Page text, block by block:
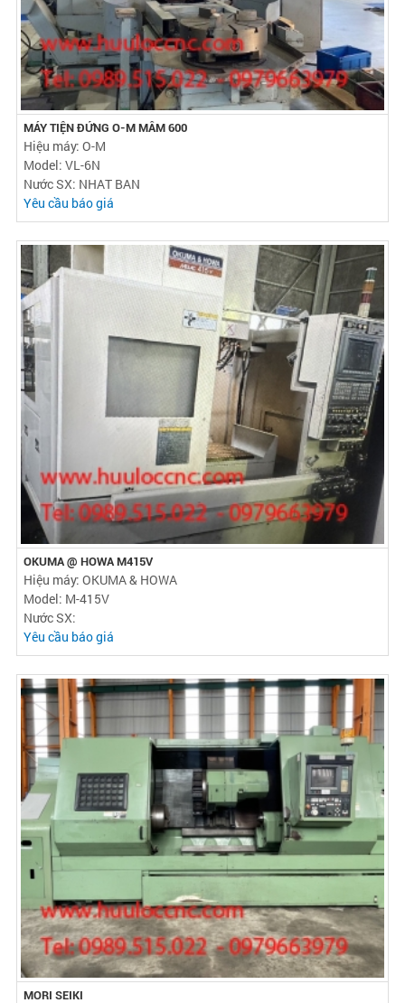
MÁY TIỆN ĐỨNG O-M MÂM 600
Hiệu máy: O-M
Model: VL-6N
Nước SX: NHAT BAN
Yêu cầu báo giá
OKUMA @ HOWA M415V
Hiệu máy: OKUMA & HOWA
Model: M-415V
Nước SX:
Yêu cầu báo giá
MORI SEIKI